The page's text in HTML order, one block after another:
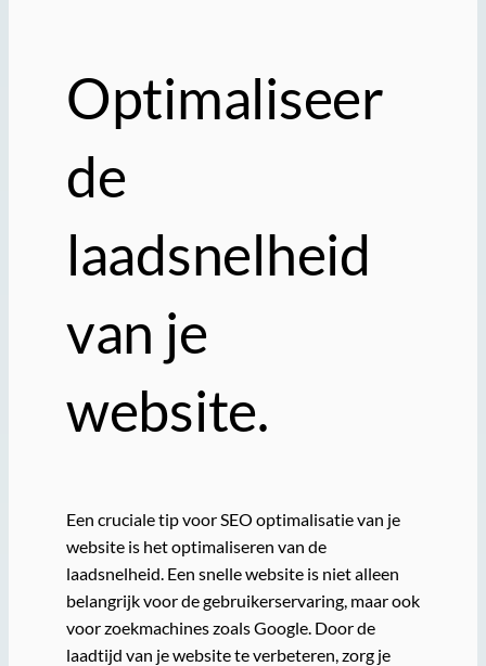
Optimaliseer
de
laadsnelheid
van je
website.
Een cruciale tip voor SEO optimalisatie van je
website is het optimaliseren van de
laadsnelheid. Een snelle website is niet alleen
belangrijk voor de gebruikerservaring, maar ook
voor zoekmachines zoals Google. Door de
laadtijd van je website te verbeteren, zorg je